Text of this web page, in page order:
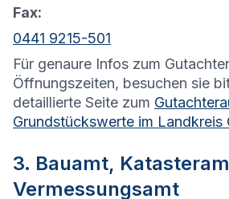
Fax:
0441 9215-501
Für genaure Infos zum
Öffnungszeiten, besuchen sie
detaillierte Seite zum
Grundstückswerte im Landkreis
3. Bauamt,
Vermessungsamt